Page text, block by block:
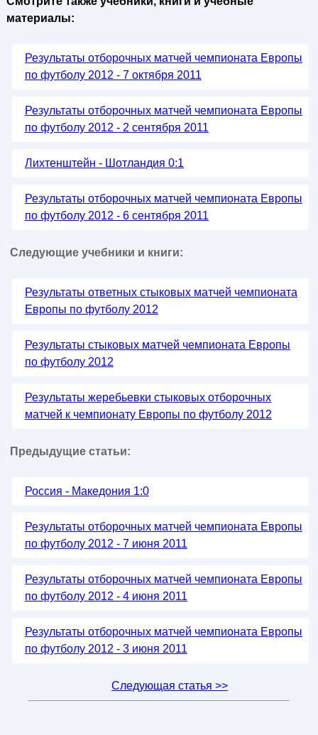
материалы:
Результаты отборочных матчей чемпионата Европы
по футболу 2012 - 7 октября 2011
Результаты отборочных матчей чемпионата Европы
по футболу 2012 - 2 сентября 2011
Лихтенштейн - Шотландия 0:1
Результаты отборочных матчей чемпионата Европы
по футболу 2012 - 6 сентября 2011
Следующие учебники и книги:
Результаты ответных стыковых матчей чемпионата
Европы по футболу 2012
Результаты стыковых матчей чемпионата Европы
по футболу 2012
Результаты жеребьевки стыковых отборочных
матчей к чемпионату Европы по футболу 2012
Предыдущие статьи:
Россия - Македония 1:0
Результаты отборочных матчей чемпионата Европы
по футболу 2012 - 7 июня 2011
Результаты отборочных матчей чемпионата Европы
по футболу 2012 - 4 июня 2011
Результаты отборочных матчей чемпионата Европы
по футболу 2012 - 3 июня 2011
Следующая статья >>